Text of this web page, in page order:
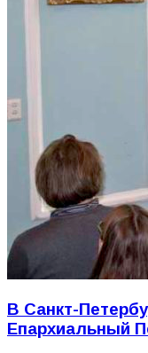
В Санкт-
Епархиальный